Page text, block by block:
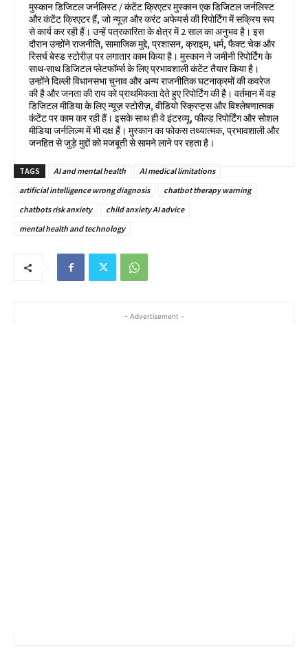
मुस्कान डिजिटल जर्नलिस्ट / कंटेंट क्रिएटर मुस्कान एक डिजिटल जर्नलिस्ट
और कंटेंट क्रिएटर हैं, जो न्यूज़ और करंट अफेयर्स की रिपोर्टिंग में सक्रिय रूप
से कार्य कर रही हैं। उन्हें पत्रकारिता के क्षेत्र में 2 साल का अनुभव है। इस
दौरान उन्होंने राजनीति, सामाजिक मुद्दे, प्रशासन, क्राइम, धर्म, फैक्ट चेक और
रिसर्च बेस्ड स्टोरीज़ पर लगातार काम किया है। मुस्कान ने जमीनी रिपोर्टिंग के
साथ-साथ डिजिटल प्लेटफॉर्म्स के लिए प्रभावशाली कंटेंट तैयार किया है।
उन्होंने दिल्ली विधानसभा चुनाव और अन्य राजनीतिक घटनाक्रमों की कवरेज
की है और जनता की राय को प्राथमिकता देते हुए रिपोर्टिंग की है। वर्तमान में वह
डिजिटल मीडिया के लिए न्यूज़ स्टोरीज़, वीडियो स्क्रिप्ट्स और विश्लेषणात्मक
कंटेंट पर काम कर रही हैं। इसके साथ ही वे इंटरव्यू, फील्ड रिपोर्टिंग और सोशल
मीडिया जर्नलिज़्म में भी दक्ष हैं। मुस्कान का फोकस तथ्यात्मक, प्रभावशाली और
जनहित से जुड़े मुद्दों को मजबूती से सामने लाने पर रहता है।
TAGS AI and mental health
AI medical limitations
artificial intelligence wrong diagnosis
chatbot therapy warning
chatbots risk anxiety
child anxiety AI advice
mental health and technology
- Advertisement -